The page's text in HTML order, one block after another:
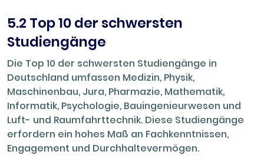
5.2 Top 10 der schwersten
Studiengänge
Die Top 10 der schwersten Studiengänge in
Deutschland umfassen Medizin, Physik,
Maschinenbau, Jura, Pharmazie, Mathematik,
Informatik, Psychologie, Bauingenieurwesen und
Luft- und Raumfahrttechnik. Diese Studiengänge
erfordern ein hohes Maß an Fachkenntnissen,
Engagement und Durchhaltevermögen.